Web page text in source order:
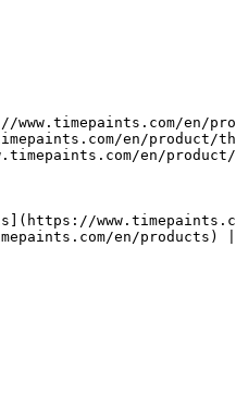
www.timepaints.com/en/
en/product/
en/product/